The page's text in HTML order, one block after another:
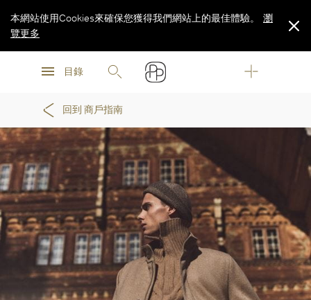
瀏
目錄
本網站使用Cookies來確保您獲得我們網站上的最佳體驗。
瀏
覽更多
回到 商戶指南